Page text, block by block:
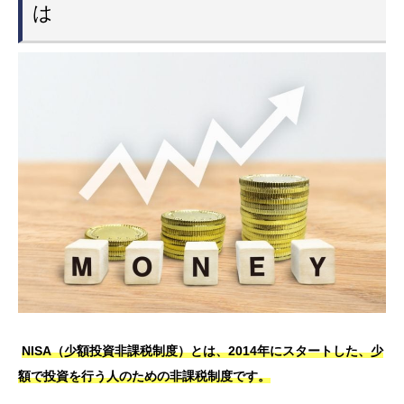
は
NISA（少額投資非課税制度）とは、2014年にスタートした、少
額で投資を行う人のための非課税制度です。